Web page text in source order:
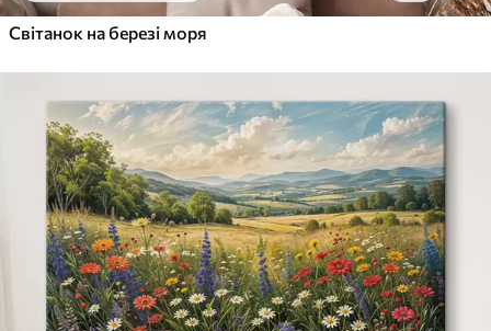
Світанок на березі моря